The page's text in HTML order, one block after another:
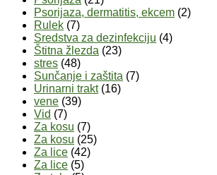
Psorijaza, dermatitis, ekcem (2)
Rulek (7)
Sredstva za dezinfekciju (4)
Štitna žlezda (23)
stres (48)
Sunčanje i zaštita (7)
Urinarni trakt (16)
vene (39)
Vid (7)
Za kosu (7)
Za kosu (25)
Za lice (42)
Za lice (5)